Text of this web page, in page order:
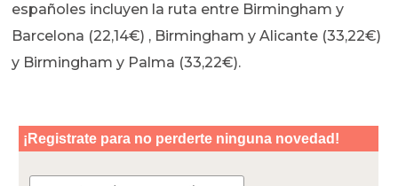
españoles incluyen la ruta entre Birmingham y
Barcelona (22,14€) , Birmingham y Alicante (33,22€)
y Birmingham y Palma (33,22€).